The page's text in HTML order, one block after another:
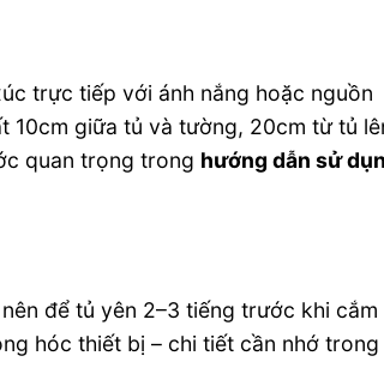
trực tiếp với ánh nắng hoặc nguồn
10cm giữa tủ và tường, 20cm từ tủ
quan trọng trong hướng dẫn sử
để tủ yên 2–3 tiếng trước khi cắm
hóc thiết bị – chi tiết cần nhớ trong